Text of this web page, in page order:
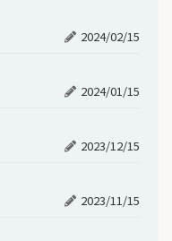
2024/02/15
2024/01/15
2023/12/15
2023/11/15